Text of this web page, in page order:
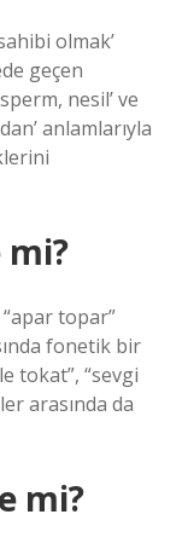
olmak’
geçen
nesil’ ve
anlamlarıyla
“apar topar”
fonetik bir
tokat”, “sevgi
arasında da
mi?